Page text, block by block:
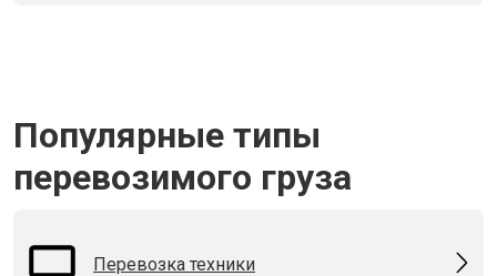
Популярные типы
перевозимого груза
Перевозка техники